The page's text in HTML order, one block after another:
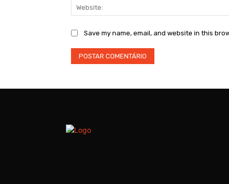
Save my name, email, and website in this